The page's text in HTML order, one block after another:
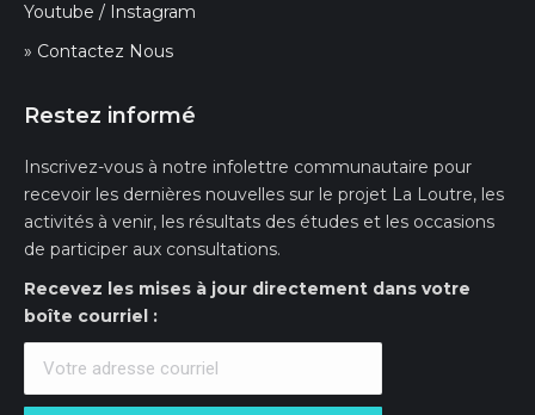
Youtube / Instagram
» Contactez Nous
Restez informé
Inscrivez-vous à notre infolettre communautaire pour
recevoir les dernières nouvelles sur le projet La Loutre, les
activités à venir, les résultats des études et les occasions
de participer aux consultations.
Recevez les mises à jour directement dans votre
boîte courriel :